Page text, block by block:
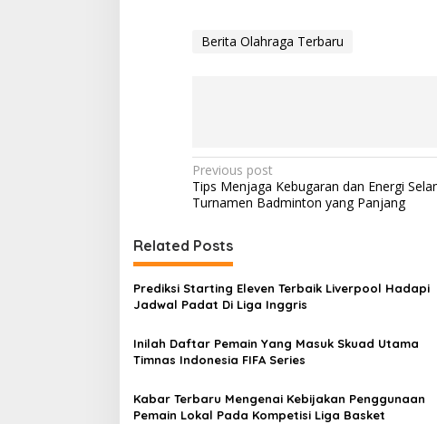
Berita Olahraga Terbaru
Post
navigation
Previous post
Tips Menjaga Kebugaran dan Energi
Turnamen Badminton yang Panjang
Related Posts
Prediksi Starting Eleven Terbaik Liverpool Hadapi
Jadwal Padat Di Liga Inggris
Inilah Daftar Pemain Yang Masuk Skuad Utama
Timnas Indonesia FIFA Series
Kabar Terbaru Mengenai Kebijakan Penggunaan
Pemain Lokal Pada Kompetisi Liga Basket